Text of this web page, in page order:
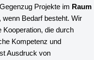
Projekte im Raum
wenn Bedarf besteht. Wir
Kooperation, die durch
Kompetenz und
Ausdruck von